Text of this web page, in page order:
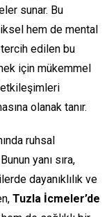
sunar. Bu
hem de mental
edilen bu
için mükemmel
etkileşimleri
olanak tanır.
ruhsal
yanı sıra,
dayanıklılık ve
Tuzla İcmeler’de